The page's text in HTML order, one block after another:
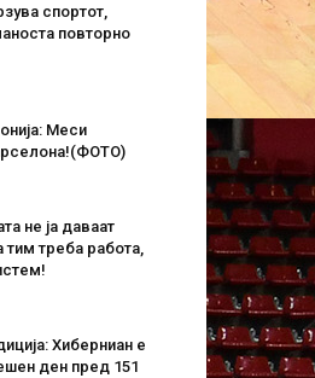
спортот,
повторно
Меси
не ја даваат
тим треба работа,
Хиберниан е
ден пред 151